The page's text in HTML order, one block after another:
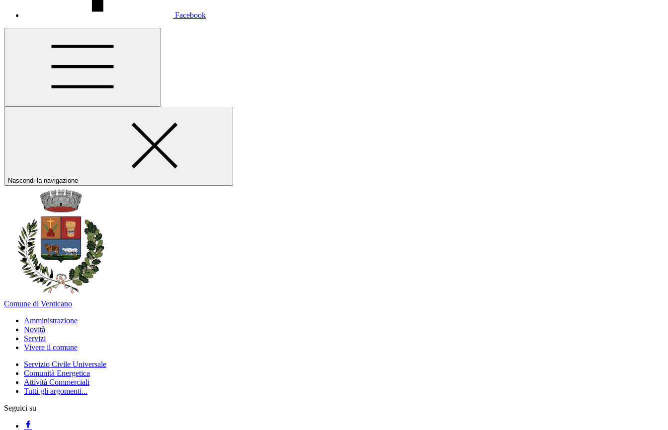
Facebook
Nascondi la navigazione
Comune di Venticano
Amministrazione
Novità
Servizi
Vivere il comune
Servizio Civile Universale
Comunità Energetica
Attività Commerciali
Tutti gli argomenti...
Seguici su